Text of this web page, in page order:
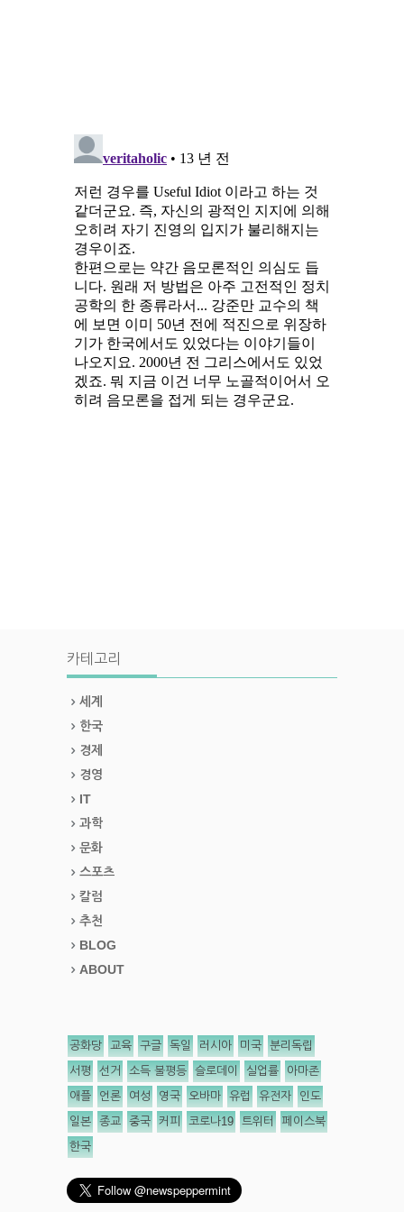
카테고리
세계
한국
경제
경영
IT
과학
문화
스포츠
칼럼
추천
BLOG
ABOUT
공화당 교육 구글 독일 러시아 미국 분리독립
서평 선거 소득 불평등 슬로데이 실업률 아마존
애플 언론 여성 영국 오바마 유럽 유전자 인도
일본 종교 중국 커피 코로나19 트위터 페이스북
한국